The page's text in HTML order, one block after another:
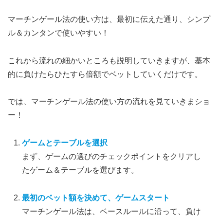
マーチンゲール法の使い方は、最初に伝えた通り、シンプ
ル＆カンタンで使いやすい！
これから流れの細かいところも説明していきますが、基本
的に負けたらひたすら倍額でベットしていくだけです。
では、マーチンゲール法の使い方の流れを見ていきまショ
ー！
ゲームとテーブルを選択
まず、ゲームの選びのチェックポイントをクリアし
たゲーム＆テーブルを選びます。
最初のベット額を決めて、ゲームスタート
マーチンゲール法は、ベースルールに沿って、負け